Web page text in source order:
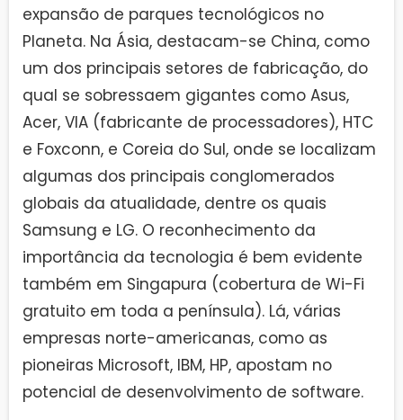
expansão de parques tecnológicos no
Planeta. Na Ásia, destacam-se China, como
um dos principais setores de fabricação, do
qual se sobressaem gigantes como Asus,
Acer, VIA (fabricante de processadores), HTC
e Foxconn, e Coreia do Sul, onde se localizam
algumas dos principais conglomerados
globais da atualidade, dentre os quais
Samsung e LG. O reconhecimento da
importância da tecnologia é bem evidente
também em Singapura (cobertura de Wi-Fi
gratuito em toda a península). Lá, várias
empresas norte-americanas, como as
pioneiras Microsoft, IBM, HP, apostam no
potencial de desenvolvimento de software.